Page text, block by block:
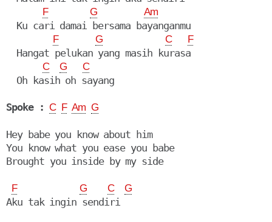
F G Am
  Ku cari damai bersama bayanganmu
F G C F
  Hangat pelukan yang masih kurasa
C G C
  Oh kasih oh sayang
Spoke : C F Am G
Hey babe you know about him
You know what you ease you babe
Brought you inside by my side
F G C G
Aku tak ingin sendiri